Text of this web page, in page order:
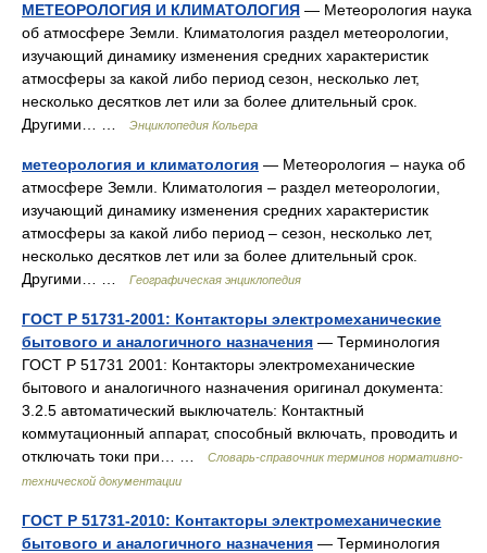
МЕТЕОРОЛОГИЯ И КЛИМАТОЛОГИЯ — Метеорология наука
об атмосфере Земли. Климатология раздел метеорологии,
изучающий динамику изменения средних характеристик
атмосферы за какой либо период сезон, несколько лет,
несколько десятков лет или за более длительный срок.
Другими… …
Энциклопедия Кольера
метеорология и климатология — Метеорология – наука об
атмосфере Земли. Климатология – раздел метеорологии,
изучающий динамику изменения средних характеристик
атмосферы за какой либо период – сезон, несколько лет,
несколько десятков лет или за более длительный срок.
Другими… …
Географическая энциклопедия
ГОСТ Р 51731-2001: Контакторы электромеханические
бытового и аналогичного назначения — Терминология
ГОСТ Р 51731 2001: Контакторы электромеханические
бытового и аналогичного назначения оригинал документа:
3.2.5 автоматический выключатель: Контактный
коммутационный аппарат, способный включать, проводить и
отключать токи при… …
Словарь-справочник терминов нормативно-
технической документации
ГОСТ Р 51731-2010: Контакторы электромеханические
бытового и аналогичного назначения — Терминология